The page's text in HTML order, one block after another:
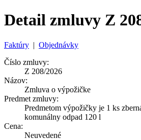
Detail zmluvy Z
Faktúry | Objednávky
Číslo zmluvy:
Z 208/2026
Názov:
Zmluva o výpožičke
Predmet zmluvy:
Predmetom výpožičky je 1 ks
komunálny odpad 120 l
Cena:
Neuvedené